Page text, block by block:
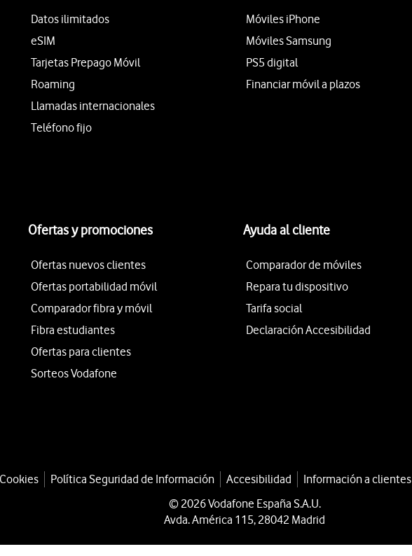
Datos ilimitados
eSIM
Tarjetas Prepago Móvil
Roaming
Llamadas internacionales
Teléfono fijo
Móviles iPhone
Móviles Samsung
PS5 digital
Financiar móvil a plazos
Ofertas y promociones
Ofertas nuevos clientes
Ofertas portabilidad móvil
Comparador fibra y móvil
Fibra estudiantes
Ofertas para clientes
Sorteos Vodafone
Ayuda al cliente
Comparador de móviles
Repara tu dispositivo
Tarifa social
Declaración Accesibilidad
Política Seguridad de Información Accesibilidad Información a clientes
© 2026 Vodafone España S.A.U.
Avda. América 115, 28042 Madrid